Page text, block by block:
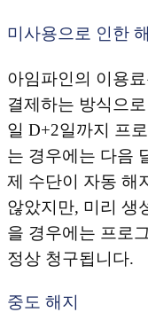
미사용으로 인한
아임파인의 이용
결제하는 방식으
일 D+2일까지 프
는 경우에는 다음
제 수단이 자동 해
않았지만, 미리 생
을 경우에는 프로
정상 청구됩니다.
중도 해지